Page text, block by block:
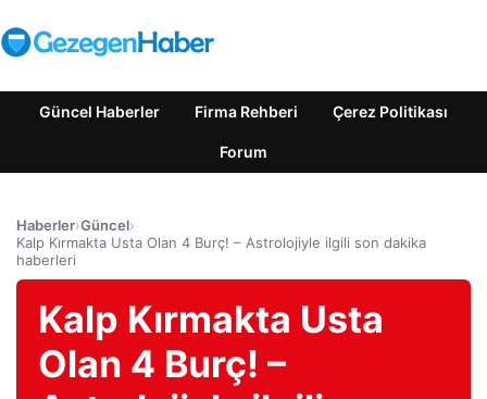
Güncel Haberler Firma Rehberi Çerez Politikası
Forum
Haberler›Güncel›
Kalp Kırmakta Usta Olan 4 Burç! – Astrolojiyle ilgili son dakika
haberleri
Kalp Kırmakta Usta
Olan 4 Burç! –